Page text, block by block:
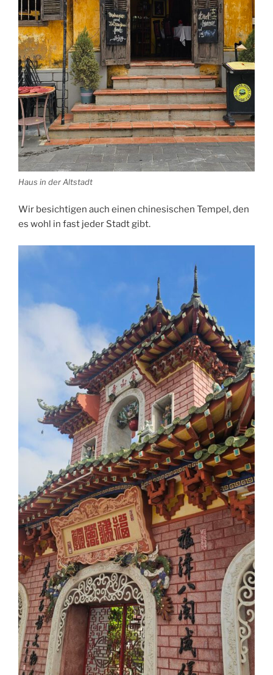
Haus in der Altstadt
Wir besichtigen auch einen chinesischen Tempel, den
es wohl in fast jeder Stadt gibt.